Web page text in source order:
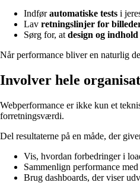
Indførautomatiske tests i
Lav retningslinjer for
Sørg for, at design og indhold
Når performance bliver en naturlig
Involver hele
Webperformance er ikke kun et
forretningsværdi.
Del resultaterne på en måde, der
Vis, hvordan forbedringer i
Sammenlign performance
Brug dashboards, der viser